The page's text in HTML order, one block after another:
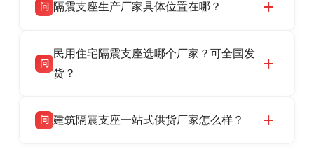
话：13323182312。
品资质齐全，每批次产品均配有正规第三方检测
货，厂家电话：13323182312，地址迎宾大街 9
号北方工业基地。
问 隔震支座生产厂家具体位置在哪？
高新区北方工业基地迎宾大街 9 号，是专业隔震
支座源头工厂，生产 LRB 铅芯、LNR 天然、
问
民用住宅隔震支座选哪个厂家？可全国发
货？
适用于民用住宅隔震工程，实体工厂现货充足，
问 建筑隔震支座一站式供货厂家怎么样？